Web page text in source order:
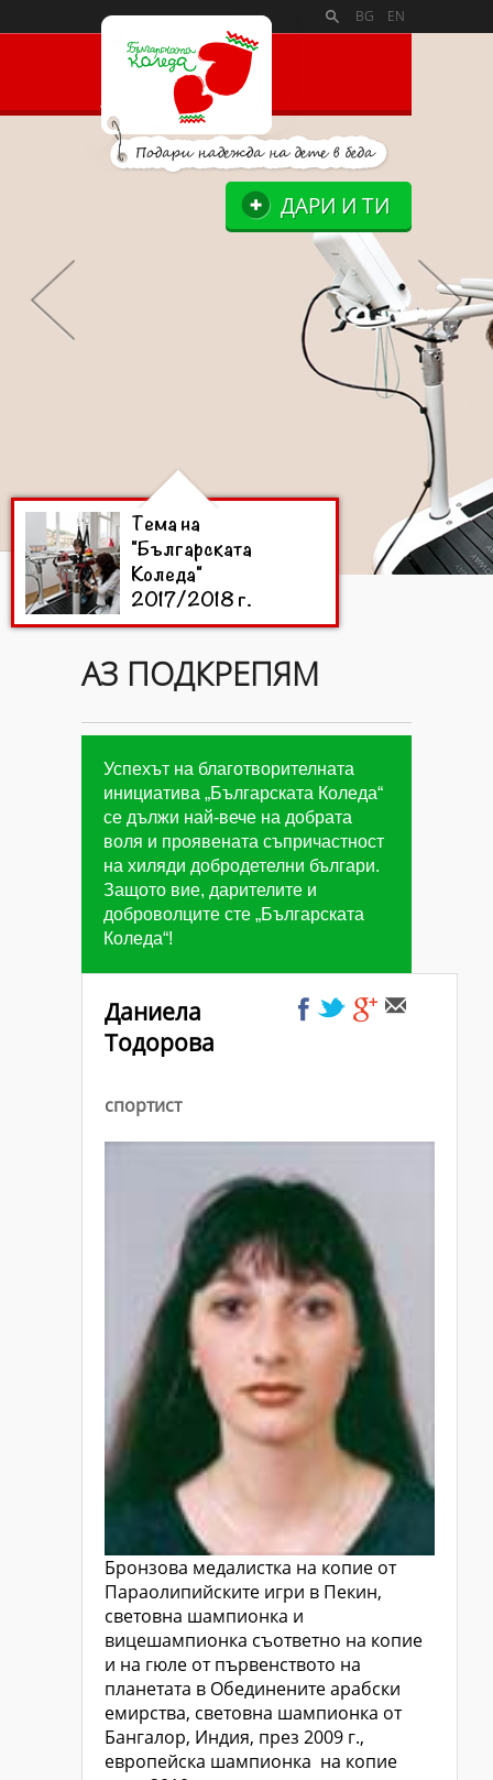
BG EN
ДАРИ И ТИ
Тема на
"Българската
Коледа"
2017/2018 г.
Цели на
Коледа"
Дарители на
"Българската
Коледа"2015/2016
г.
АЗ ПОДКРЕПЯМ
Успехът на благотворителната
инициатива „Българската Коледа“
се дължи най-вече на добрата
воля и проявената съпричастност
на хиляди добродетелни българи.
Защото вие, дарителите и
доброволците сте „Българската
Коледа“!
Даниела
Тодорова
спортист
Бронзова медалистка на копие от
Параолипийските игри в Пекин,
световна шампионка и
вицешампионка съответно на копие
и на гюле от първенството на
планетата в Обединените арабски
емирства, световна шампионка от
Бангалор, Индия, през 2009 г.,
европейска шампионка на копие